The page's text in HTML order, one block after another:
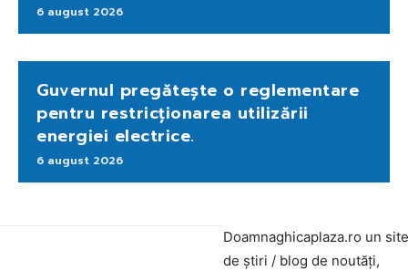
6 august 2026
Guvernul pregătește o reglementare
pentru restricționarea utilizării
energiei electrice.
6 august 2026
Doamnaghicaplaza.ro un site
de știri / blog de noutăți,